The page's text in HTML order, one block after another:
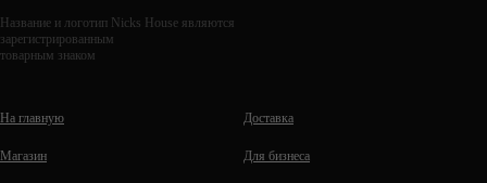
Название и логотип Nicks House являются
зарегистрированным
товарным знаком
На главную
Магазин
Доставка
Для бизнеса